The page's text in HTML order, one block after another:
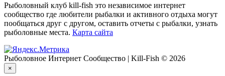
Рыболовный клуб kill-fish это независимое интернет
сообщество где любители рыбалки и активного отдыха могут
пообщаться друг с другом, оставить отчеты с рыбалки, узнать
рыболовные места. Карта сайта
Рыболовное Интернет Сообщество | Kill-Fish © 2026
×